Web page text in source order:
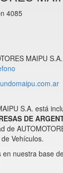
4085
MAIPU
S.A. está
DE
de
Vehículos.
en nuestra base